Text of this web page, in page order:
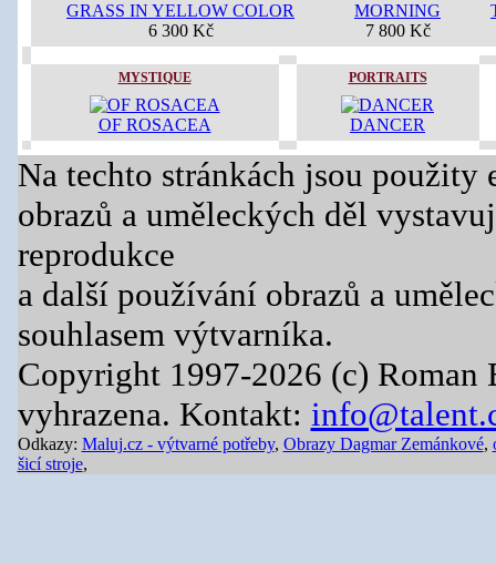
GRASS IN YELLOW COLOR
6 300 Kč
MORNING
7 800 Kč
MYSTIQUE
OF ROSACEA
PORTRAITS
DANCER
Na techto stránkách jsou
obrazů a uměleckých děl
reprodukce
a další používání obrazů a
souhlasem výtvarníka.
Copyright 1997-2026 (c) Roman
vyhrazena. Kontakt:
Odkazy: Maluj.cz - výtvarné potřeby, Obrazy Dagmar Zemánkové,
šicí stroje,